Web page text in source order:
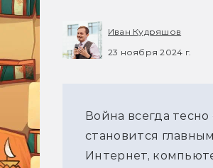
Иван Кудряшов
23 ноября 2024 г.
Война всегда
становится
Интернет,